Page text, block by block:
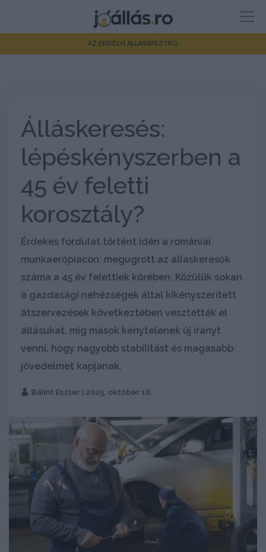
AZ ERDÉLYI ÁLLÁSBISZTRÓ
Álláskeresés:
lépéskényszerben a
45 év feletti
korosztály?
Érdekes fordulat történt idén a romániai
munkaerőpiacon: megugrott az álláskeresők
száma a 45 év felettiek körében. Közülük sokan
a gazdasági nehézségek által kikényszerített
átszervezések következtében vesztették el
állásukat, míg mások kénytelenek új irányt
venni, hogy nagyobb stabilitást és magasabb
jövedelmet kapjanak.
Bálint Eszter | 2025. október 16.